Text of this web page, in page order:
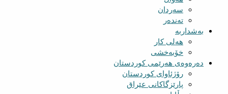
سه‌ردان
تەندەر
بەشداربە
هەلی کار
خۆبەخشی
دەرەوەی هەرێمی کوردستان
رۆژئاوای کوردستان
پارێزگاکانی عێراق